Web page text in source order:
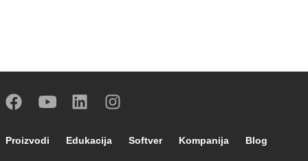
Footer main navigation
Proizvodi Edukacija Softver Kompanija Blog